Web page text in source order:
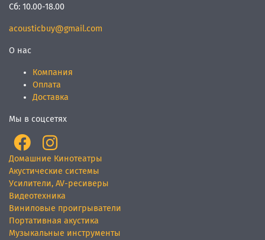
Сб: 10.00-18.00
acousticbuy@gmail.com
О нас
Компания
Оплата
Доставка
Мы в соцсетях
Домашние Кинотеатры
Акустические системы
Усилители, AV-ресиверы
Видеотехника
Виниловые проигрыватели
Портативная акустика
Музыкальные инструменты